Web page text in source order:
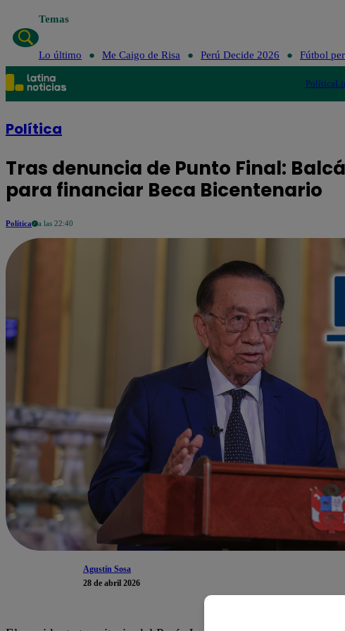
Temas
Lo último Me Caigo de Risa Perú Decide 2026 Fútbol
Política
Política
Tras denuncia de Punto Final:
para financiar Beca Bicentenario
Política a las 22:40
Agustín Sosa
28 de abril 2026